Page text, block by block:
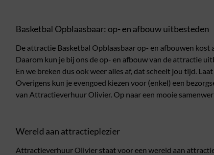
Basketbal Opblaasbaar: op- en afbouw uitbesteden
De attractie Basketbal Opblaasbaar op- en afbouwen
Daarom kun je bij ons de op- en afbouw van de attractie
En we breken dus ook weer alles af, dat scheelt jou tijd.
Overigens kun je evengoed kiezen voor (enkel) een
van Attractieverhuur Olivier. Op naar een mooie
Wereld aan attractieplezier
Attractieverhuur Olivier staat voor een wereld aan